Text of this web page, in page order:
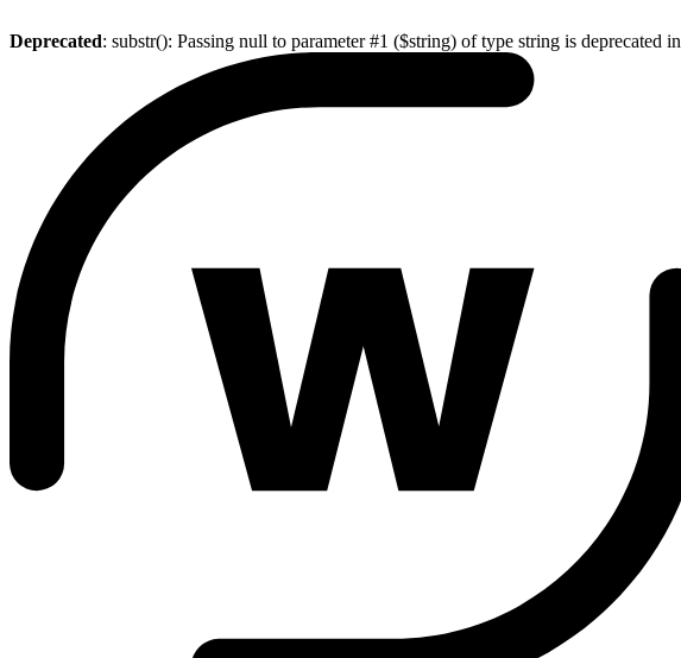
Deprecated: substr(): Passing null to parameter #1 ($string) of type string is deprecated in